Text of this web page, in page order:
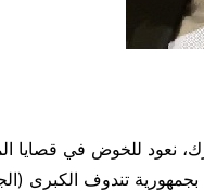
نعود للخوض في قصايا
بجمهورية تندوف الكبرى